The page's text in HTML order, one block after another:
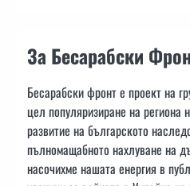
За Бесарабски
Бесарабски фронт е проект на
цел популяризиране на региона
развитие на българското
пълномащабното нахлуване на
насочихме нашата енергия в